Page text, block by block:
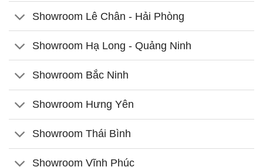
Showroom Lê Chân - Hải Phòng
Showroom Hạ Long - Quảng Ninh
Showroom Bắc Ninh
Showroom Hưng Yên
Showroom Thái Bình
Showroom Vĩnh Phúc